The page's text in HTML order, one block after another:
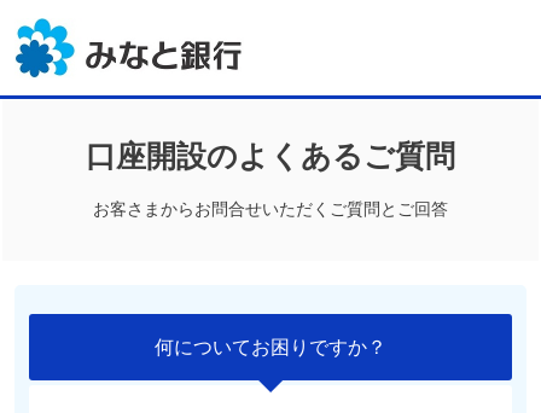
口座開設のよくあるご質問
お客さまからお問合せいただくご質問とご回答
何についてお困りですか？